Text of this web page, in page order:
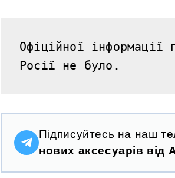
Офіційної інформації
Росії не було.
Підписуйтесь на наш
нових аксесуарів від